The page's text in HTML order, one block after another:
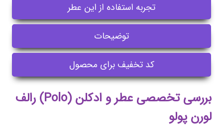
تجربه استفاده از این عطر
توضیحات
کد تخفیف برای محصول
بررسی تخصصی عطر و ادکلن (Polo) رالف
لورن پولو